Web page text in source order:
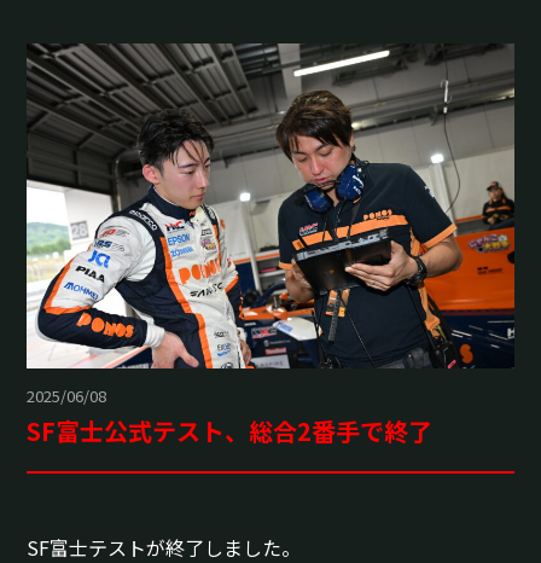
2025/06/08
SF富士公式テスト、総合2番手で終了
SF富士テストが終了しました。